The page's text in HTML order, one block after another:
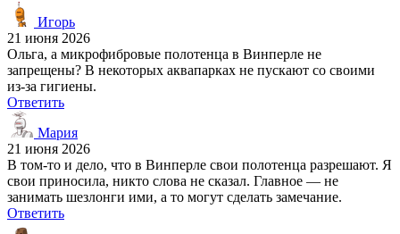
Игорь
21 июня 2026
Ольга, а микрофибровые полотенца в Винперле не
запрещены? В некоторых аквапарках не пускают со своими
из-за гигиены.
Ответить
Мария
21 июня 2026
В том-то и дело, что в Винперле свои полотенца разрешают. Я
свои приносила, никто слова не сказал. Главное — не
занимать шезлонги ими, а то могут сделать замечание.
Ответить